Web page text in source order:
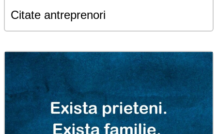
Citate antreprenori